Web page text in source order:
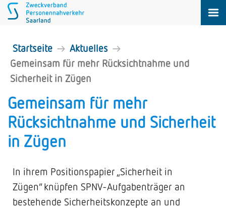
Startseite
Aktuelles
Gemeinsam für mehr Rücksichtnahme und
Sicherheit in Zügen
Gemeinsam für mehr
Rücksichtnahme und Sicherheit
in Zügen
In ihrem Positionspapier „Sicherheit in
Zügen“ knüpfen SPNV-Aufgabenträger an
bestehende Sicherheitskonzepte an und